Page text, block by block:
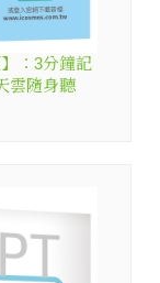
：3分鐘記
雲隨身聽